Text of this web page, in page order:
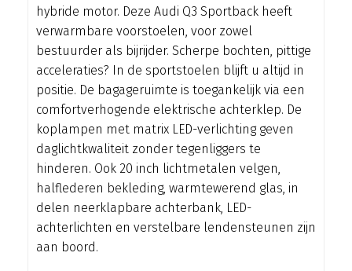
hybride motor. Deze Audi Q3 Sportback heeft
verwarmbare voorstoelen, voor zowel
bestuurder als bijrijder. Scherpe bochten, pittige
acceleraties? In de sportstoelen blijft u altijd in
positie. De bagageruimte is toegankelijk via een
comfortverhogende elektrische achterklep. De
koplampen met matrix LED-verlichting geven
daglichtkwaliteit zonder tegenliggers te
hinderen. Ook 20 inch lichtmetalen velgen,
halflederen bekleding, warmtewerend glas, in
delen neerklapbare achterbank, LED-
achterlichten en verstelbare lendensteunen zijn
aan boord.